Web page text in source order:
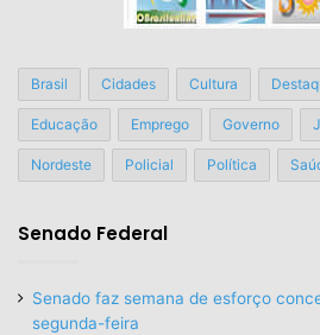
Brasil Cidades Cultura
Educação Emprego Governo
Nordeste Policial Política
Senado Federal
Senado faz semana de esforço
segunda-feira